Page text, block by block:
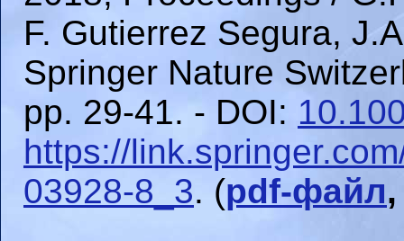
F. Gutierrez Segura,
Springer Nature
pp. 29-41. - DOI:
https://
03928-8_3. (pdf-файл